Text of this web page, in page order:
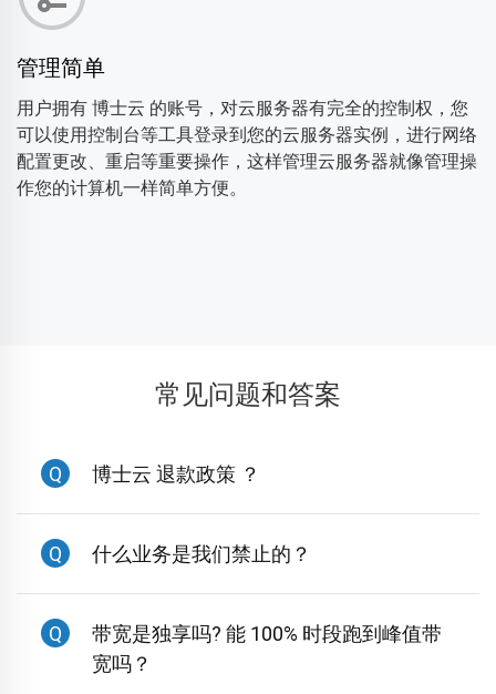
管理简单
用户拥有 博士云 的账号，对云服务器有完全的控制权，您
可以使用控制台等工具登录到您的云服务器实例，进行网络
配置更改、重启等重要操作，这样管理云服务器就像管理操
作您的计算机一样简单方便。
常见问题和答案
Q 博士云 退款政策 ？
Q 什么业务是我们禁止的？
Q
带宽是独享吗? 能 100% 时段跑到峰值带
宽吗？